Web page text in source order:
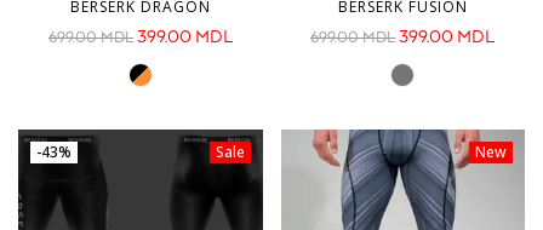
BERSERK DRAGON
699.00MDL 399.00 MDL
BERSERK FUSION
699.00MDL 399.00 MDL
Sale
-43% New